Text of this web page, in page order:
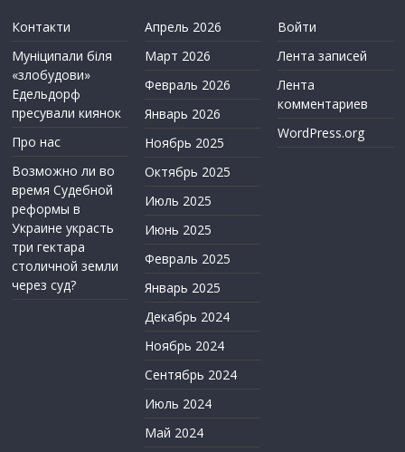
Контакти
Муніципали біля
«злобудови»
Едельдорф
пресували киянок
Про нас
Возможно ли во
время Судебной
реформы в
Украине украсть
три гектара
столичной земли
через суд?
Апрель 2026
Март 2026
Февраль 2026
Январь 2026
Ноябрь 2025
Октябрь 2025
Июль 2025
Июнь 2025
Февраль 2025
Январь 2025
Декабрь 2024
Ноябрь 2024
Сентябрь 2024
Июль 2024
Май 2024
Войти
Лента записей
Лента
комментариев
WordPress.org